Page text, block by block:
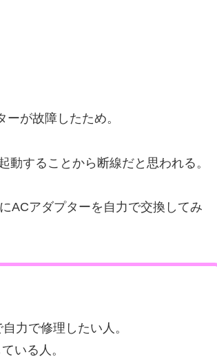
が故障したため。
することから断線だと思われる。
ACアダプターを自力で交換してみ
力で修理したい人。
いる人。